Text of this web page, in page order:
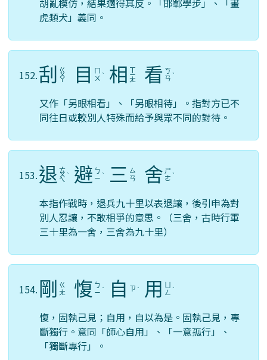
胡亂模仿，結果適得其反。「邯鄲學步」、「畫
虎類犬」義同。
152.刮 ㄍ
ㄨ
ㄚ 目
ㄇ
ㄨ ˋ 相 ㄒ
ㄧ
ㄤ 看 ㄎ
ㄢ ˋ
又作「另眼相看」、「另眼相待」。指對方已不
同往日或較別人特殊而給予與眾不同的對待。
153.退 ㄊ
ㄨ
ㄟ
ˋ 避 ㄅ
ㄧ ˋ 三 ㄙ
ㄢ
舍 ㄕ
ㄜ ˋ
本指作戰時，退兵九十里以表退讓，後引申為對
別人忍讓，不敢相爭的意思。（三舍，古時行軍
三十里為一舍，三舍為九十里）
154. 剛
ㄍ
ㄤ
愎 ㄅ
ㄧ ˋ 自 ㄗ ˋ 用
ㄥ ˋ
愎，固執己見；自用，自以為是。固執己見，專
斷獨行。意同「師心自用」、「一意孤行」、
「獨斷專行」。